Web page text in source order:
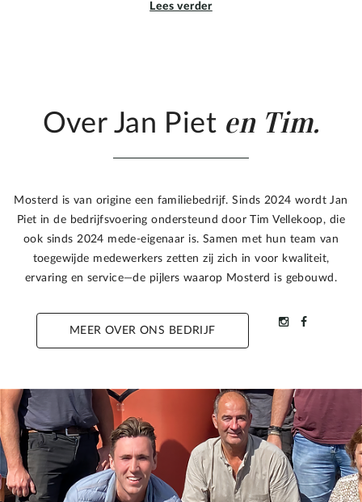
Lees verder
Over Jan Piet en Tim.
Mosterd is van origine een familiebedrijf. Sinds 2024 wordt Jan
Piet in de bedrijfsvoering ondersteund door Tim Vellekoop, die
ook sinds 2024 mede-eigenaar is. Samen met hun team van
toegewijde medewerkers zetten zij zich in voor kwaliteit,
ervaring en service—de pijlers waarop Mosterd is gebouwd.
MEER OVER ONS BEDRIJF